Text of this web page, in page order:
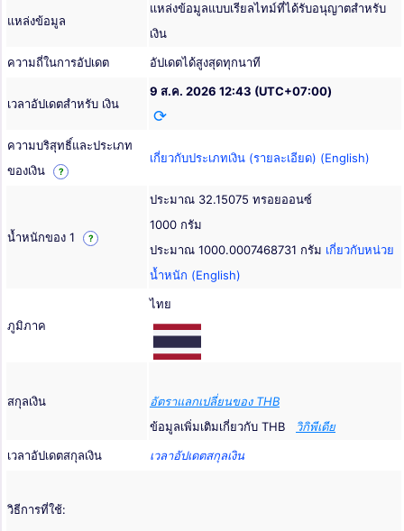
แหล่งข้อมูล
แหล่งข้อมูลแบบเรียลไทม์ที่ได้รับอนุญาตสำหรับ
เงิน
ความถี่ในการอัปเดต
อัปเดตได้สูงสุดทุกนาที
เวลาอัปเดตสำหรับ เงิน
9 ส.ค. 2026 12:43 (UTC+07:00)
ความบริสุทธิ์และประเภท
ของเงิน
?
เกี่ยวกับประเภทเงิน (รายละเอียด) (English)
น้ำหนักของ 1 ?
ประมาณ 32.15075 ทรอยออนซ์
1000 กรัม
ประมาณ 1000.0007468731 กรัม เกี่ยวกับหน่วย
น้ำหนัก (English)
ภูมิภาค
ไทย
สกุลเงิน
อัตราแลกเปลี่ยนของ THB
ข้อมูลเพิ่มเติมเกี่ยวกับ THB
วิกิพีเดีย
เวลาอัปเดตสกุลเงิน
เวลาอัปเดตสกุลเงิน
วิธีการที่ใช้: